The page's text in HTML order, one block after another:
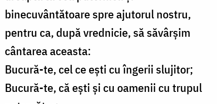
binecuvântătoare spre ajutorul nostru,
pentru ca, după vrednicie, să săvârșim
cântarea aceasta:
Bucură-te, cel ce ești cu îngerii slujitor;
Bucură-te, că ești și cu oamenii cu trupul